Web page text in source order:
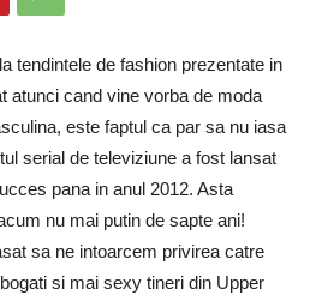
tendintele de fashion prezentate in
atunci cand vine vorba de moda
este faptul ca par sa nu iasa
serial de televiziune a fost lansat
pana in anul 2012. Asta
nu mai putin de sapte ani!
sa ne intoarcem privirea catre
si mai sexy tineri din Upper